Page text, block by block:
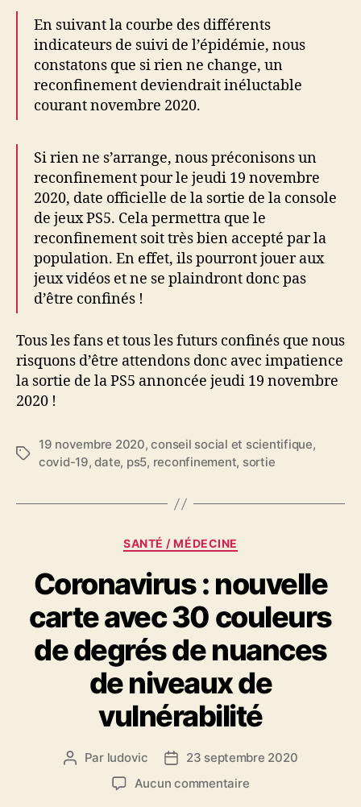
En suivant la courbe des différents
indicateurs de suivi de l’épidémie, nous
constatons que si rien ne change, un
reconfinement deviendrait inéluctable
courant novembre 2020.
Si rien ne s’arrange, nous préconisons un
reconfinement pour le jeudi 19 novembre
2020, date officielle de la sortie de la console
de jeux PS5. Cela permettra que le
reconfinement soit très bien accepté par la
population. En effet, ils pourront jouer aux
jeux vidéos et ne se plaindront donc pas
d’être confinés !
Tous les fans et tous les futurs confinés que nous
risquons d’être attendons donc avec impatience
la sortie de la PS5 annoncée jeudi 19 novembre
2020 !
Étiquettes
19 novembre 2020,conseil social et scientifique,
covid-19,date, ps5, reconfinement, sortie
Catégories
SANTÉ / MÉDECINE
Coronavirus : nouvelle
carte avec 30 couleurs
de degrés de nuances
de niveaux de
vulnérabilité
Auteur
Par ludovic
Date23 septembre 2020
Aucun commentairesur